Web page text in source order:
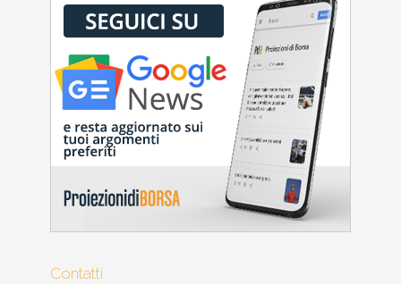
Contatti